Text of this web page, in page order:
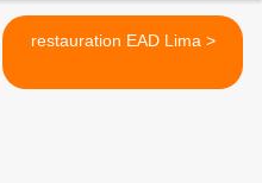
restauration EAD Lima >